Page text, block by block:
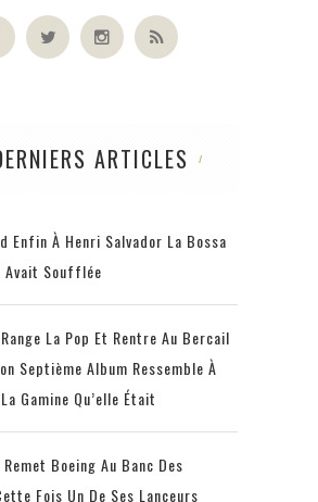
ARTICLES
Enfin À Henri Salvador La Bossa
Avait Soufflée
La Pop Et Rentre Au Bercail
Septième Album Ressemble À
Gamine Qu’elle Était
Remet Boeing Au Banc Des
Fois Un De Ses Lanceurs